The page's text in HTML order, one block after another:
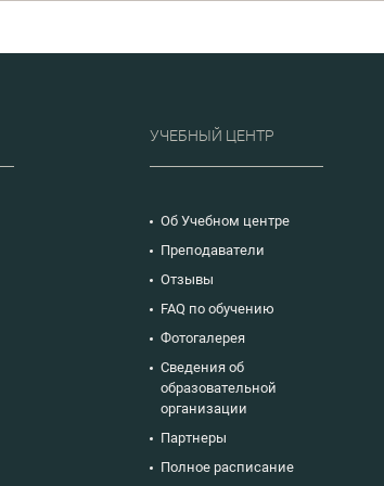
удовлетворения
УЧЕБНЫЙ ЦЕНТР
Об Учебном центре
Преподаватели
Отзывы
FAQ по обучению
Фотогалерея
Сведения об
образовательной
организации
Партнеры
Полное расписание